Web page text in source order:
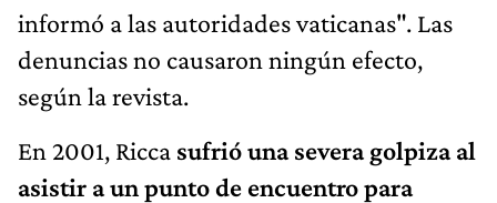
informó a las autoridades vaticanas". Las
denuncias no causaron ningún efecto,
según la revista.
En 2001, Ricca sufrió una severa golpiza al
asistir a un punto de encuentro para